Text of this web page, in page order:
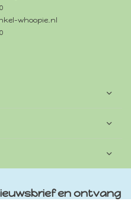
whoopie.nl
en ontvang